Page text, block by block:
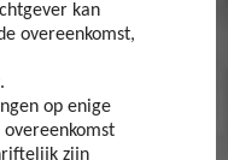
kan
overeenkomst,
op enige
zijn